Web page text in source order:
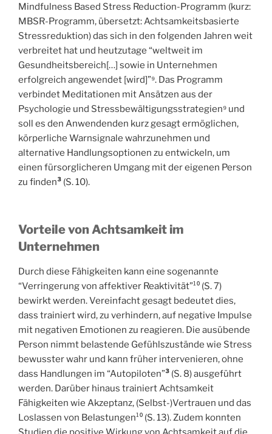
Mindfulness Based Stress Reduction-Programm (kurz:
MBSR-Programm, übersetzt: Achtsamkeitsbasierte
Stressreduktion) das sich in den folgenden Jahren weit
verbreitet hat und heutzutage “weltweit im
Gesundheitsbereich[…] sowie in Unternehmen
erfolgreich angewendet [wird]”⁹. Das Programm
verbindet Meditationen mit Ansätzen aus der
Psychologie und Stressbewältigungsstrategien⁹ und
soll es den Anwendenden kurz gesagt ermöglichen,
körperliche Warnsignale wahrzunehmen und
alternative Handlungsoptionen zu entwickeln, um
einen fürsorglicheren Umgang mit der eigenen Person
zu finden³ (S. 10).
Vorteile von Achtsamkeit im
Unternehmen
Durch diese Fähigkeiten kann eine sogenannte
“Verringerung von affektiver Reaktivität”¹⁰ (S. 7)
bewirkt werden. Vereinfacht gesagt bedeutet dies,
dass trainiert wird, zu verhindern, auf negative Impulse
mit negativen Emotionen zu reagieren. Die ausübende
Person nimmt belastende Gefühlszustände wie Stress
bewusster wahr und kann früher intervenieren, ohne
dass Handlungen im “Autopiloten”³ (S. 8) ausgeführt
werden. Darüber hinaus trainiert Achtsamkeit
Fähigkeiten wie Akzeptanz, (Selbst-)Vertrauen und das
Loslassen von Belastungen¹⁰ (S. 13). Zudem konnten